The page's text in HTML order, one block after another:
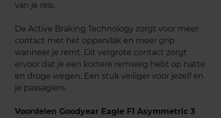
van je reis.
De Active Braking Technology zorgt voor meer
contact met het oppervlak en meer grip
wanneer je remt. Dit vergrote contact zorgt
ervoor dat je een kortere remweg hebt op natte
en droge wegen. Een stuk veiliger voor jezelf en
je passagiers.
Voordelen Goodyear Eagle F1 Asymmetric 3